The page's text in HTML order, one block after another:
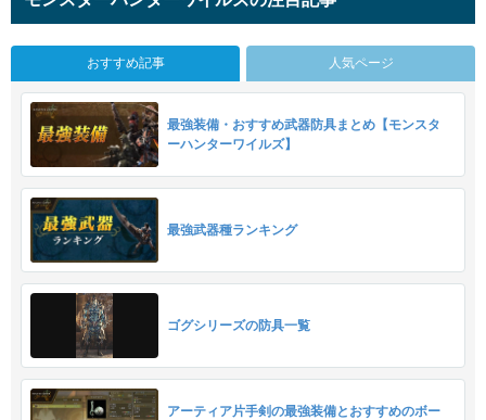
おすすめ記事 人気ページ
最強装備・おすすめ武器防具まとめ【モンスタ
ーハンターワイルズ】
最強武器種ランキング
ゴグシリーズの防具一覧
アーティア片手剣の最強装備とおすすめのボー